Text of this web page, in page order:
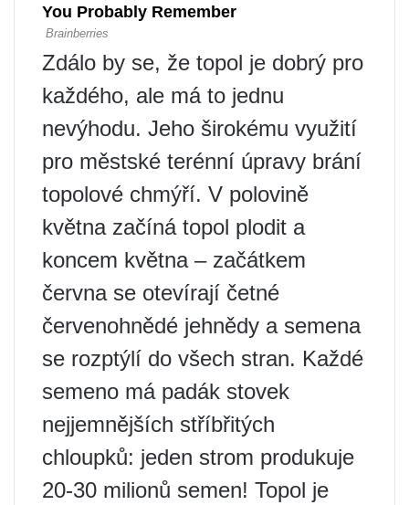
Zdálo by se, že topol je dobrý pro
každého, ale má to jednu
nevýhodu. Jeho širokému využití
pro městské terénní úpravy brání
topolové chmýří. V polovině
května začíná topol plodit a
koncem května – začátkem
června se otevírají četné
červenohnědé jehnědy a semena
se rozptýlí do všech stran. Každé
semeno má padák stovek
nejjemnějších stříbřitých
chloupků: jeden strom produkuje
20-30 milionů semen! Topol je